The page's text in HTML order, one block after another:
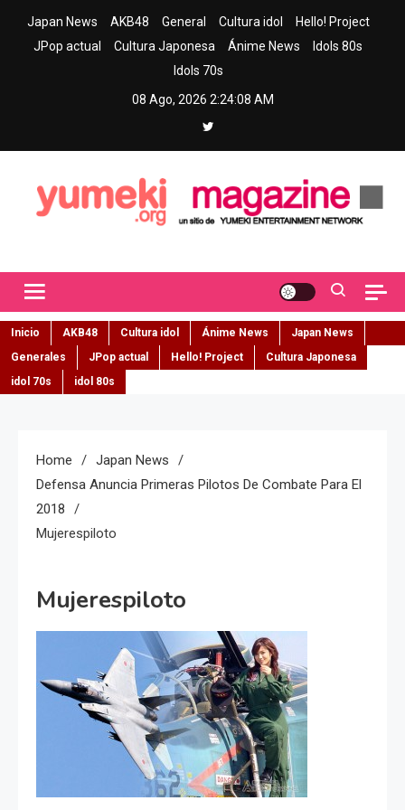
Japan News AKB48 General Cultura idol
Hello! Project
JPop actual
Cultura Japonesa Ánime News
Idols 80s
Idols 70s
08 Ago, 2026 2:24:09 AM
Inicio AKB48 Cultura idol Ánime News
Japan News
Generales
JPop actual Hello! Project
Cultura Japonesa
idol 70s
idol 80s
Home
Japan News
Defensa Anuncia Primeras Pilotos De Combate Para El
2018
Mujerespiloto
Mujerespiloto